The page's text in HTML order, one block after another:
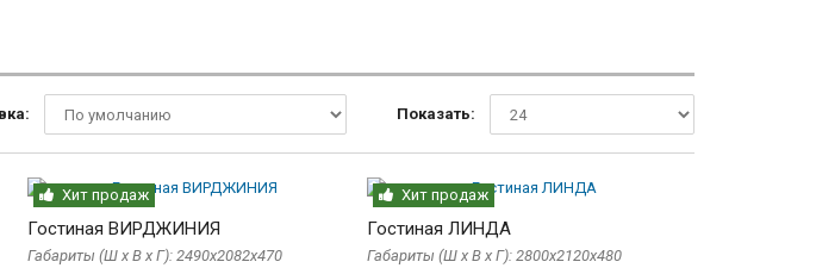
Показать:
Хит продаж
Гостиная ВИРДЖИНИЯ
Габариты (Ш x В x Г): 2490х2082х470
Хит продаж
Гостиная ЛИНДА
Габариты (Ш x В x Г): 2800х2120х480